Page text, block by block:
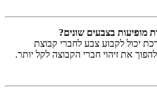
מופיעות בצבעים שונים?
יכול לקבוע צבע לחברי קבוצת
את זיהוי חברי הקבוצה לקל יותר.